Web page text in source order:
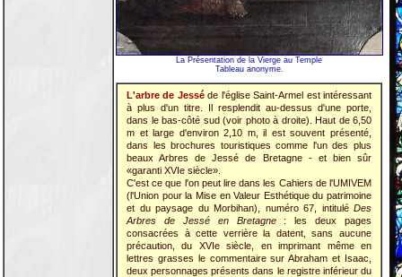
La Présentation de la Vierge au Temple
Tableau anonyme.
L'arbre de Jesséde l'église Saint-Armel est intéressant
à plus d'un titre. Il resplendit au-dessus d'une porte,
dans le bas-côté sud (voir photo à droite). Haut de 6,50
m et large d'environ 2,10 m, il est souvent présenté,
dans les brochures touristiques comme l'un des plus
beaux Arbres de Jessé de Bretagne - et bien sûr
«garanti XVIe siècle».
C'est ce que l'on peut lire dans les Cahiers de l'UMIVEM
(l'Union pour la Mise en Valeur Esthétique du patrimoine
et du paysage du Morbihan), numéro 67, intitulé Des
Arbres de Jessé en Bretagne: les deux pages
consacrées à cette verrière la datent, sans aucune
précaution, du XVIe siècle, en imprimant même en
lettres grasses le commentaire sur Abraham et Isaac,
deux personnages présents dans le registre inférieur du